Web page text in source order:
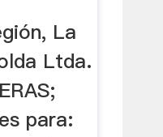
La
Ltda.
para: